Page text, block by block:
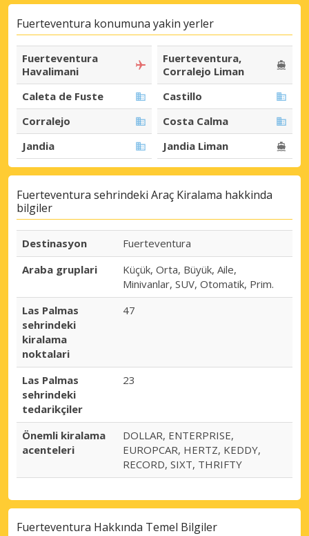
Fuerteventura konumuna yakin yerler
Fuerteventura
Havalimani
Fuerteventura,
Corralejo Liman
Caleta de Fuste
Castillo
Corralejo
Costa Calma
Jandia
Jandia Liman
Fuerteventura sehrindeki Araç Kiralama hakkinda
bilgiler
Destinasyon
Fuerteventura
Araba gruplari
Küçük, Orta, Büyük, Aile,
Minivanlar, SUV, Otomatik, Prim.
Las Palmas
sehrindeki
kiralama
noktalari
47
Las Palmas
sehrindeki
tedarikçiler
23
Önemli kiralama
acenteleri
DOLLAR, ENTERPRISE,
EUROPCAR, HERTZ, KEDDY,
RECORD, SIXT, THRIFTY
Fuerteventura Hakkında Temel Bilgiler